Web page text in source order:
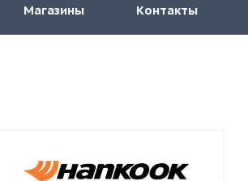
Магазины Контакты